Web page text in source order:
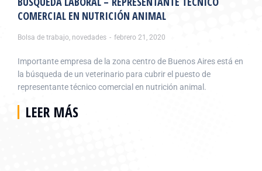
COMERCIAL EN NUTRICIÓN ANIMAL
Bolsa de trabajo, novedades febrero 21, 2020
Importante empresa de la zona centro de Buenos Aires está en
la búsqueda de un veterinario para cubrir el puesto de
representante técnico comercial en nutrición animal.
LEER MÁS